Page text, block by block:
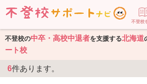
不登校
不登校の中卒・高校中退者を支援する北海道
ート校
6件あります。